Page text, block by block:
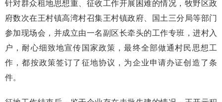
针对群众租地思想重、征收工作开展困难的情况，牧野区政
府数次在王村镇高湾村召集王村镇政府、国土三分局等部门
参加现场会，并成立由一名副区长牵头的工作专班，进村入
户，耐心细致地宣传国家政策，最终全部做通村民思想工
作，都按政策签订了征地协议，为企业申请办证创造了条
件。